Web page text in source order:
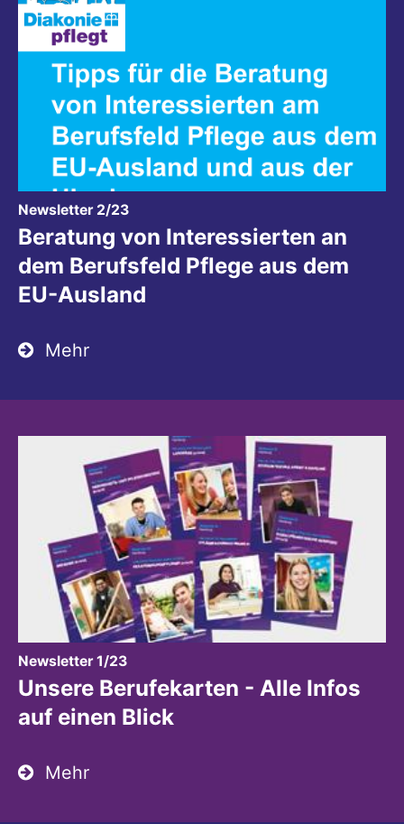
Newsletter 2/23:
Beratung von Interessierten an
dem Berufsfeld Pflege aus dem
EU-Ausland
Mehr
Newsletter 1/23:
Unsere Berufekarten - Alle Infos
auf einen Blick
Mehr